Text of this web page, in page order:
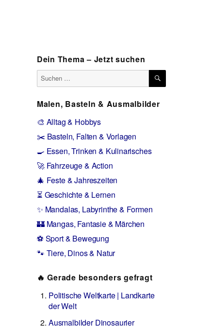
Dein Thema – Jetzt suchen
Suchen
nach:
SUCHEN
Malen, Basteln & Ausmalbilder
🎨 Alltag & Hobbys
✂️ Basteln, Falten & Vorlagen
🍳 Essen, Trinken & Kulinarisches
🚀 Fahrzeuge & Action
🎄 Feste & Jahreszeiten
⏳ Geschichte & Lernen
✨ Mandalas, Labyrinthe & Formen
🏰 Mangas, Fantasie & Märchen
⚽ Sport & Bewegung
🐾 Tiere, Dinos & Natur
🔥 Gerade besonders gefragt
Politische Weltkarte | Landkarte
der Welt
Ausmalbilder Dinosaurier